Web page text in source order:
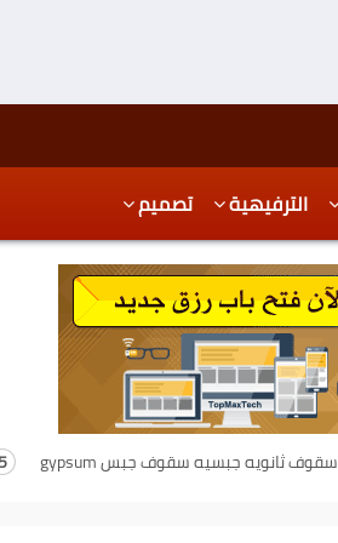
الترفيهية تصميم
سقوف ثانويه جبسيه سقوف جبس gypsum